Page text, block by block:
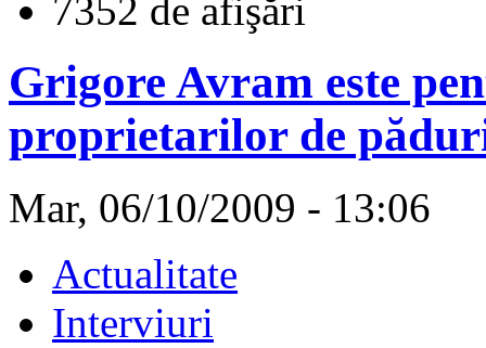
7352 de afişări
Grigore Avram este
proprietarilor de
Mar, 06/10/2009 - 13:06
Actualitate
Interviuri